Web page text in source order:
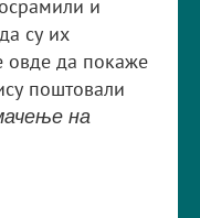
и
су их
овде да покаже
поштовали
на